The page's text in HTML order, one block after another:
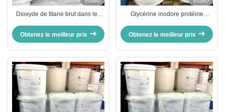
Dioxyde de titane brut dans les
protéines végétales hydrolysées
Obtenez le meilleur prix
Glycérine inodore protéine
premières Perles cosmétiques
Obtenez le meilleur prix